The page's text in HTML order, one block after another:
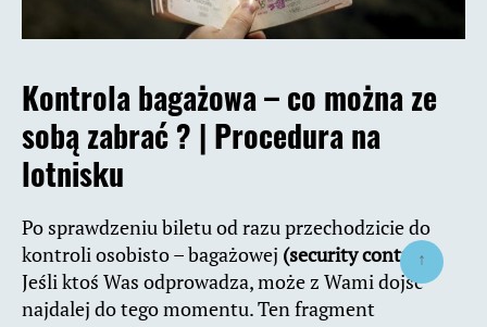
Kontrola bagażowa – co można ze
sobą zabrać ? | Procedura na
lotnisku
Po sprawdzeniu biletu od razu przechodzicie do
kontroli osobisto – bagażowej (security control) .
Jeśli ktoś Was odprowadza, może z Wami dojść
najdalej do tego momentu. Ten fragment
↑